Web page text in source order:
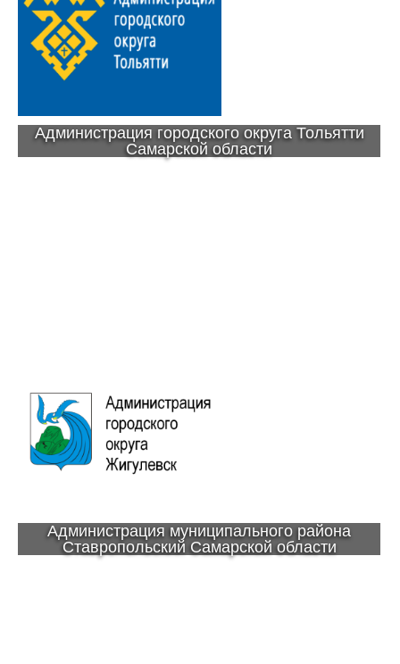
Администрация городского округа Тольятти
Самарской области
Администрация муниципального района
Ставропольский Самарской области